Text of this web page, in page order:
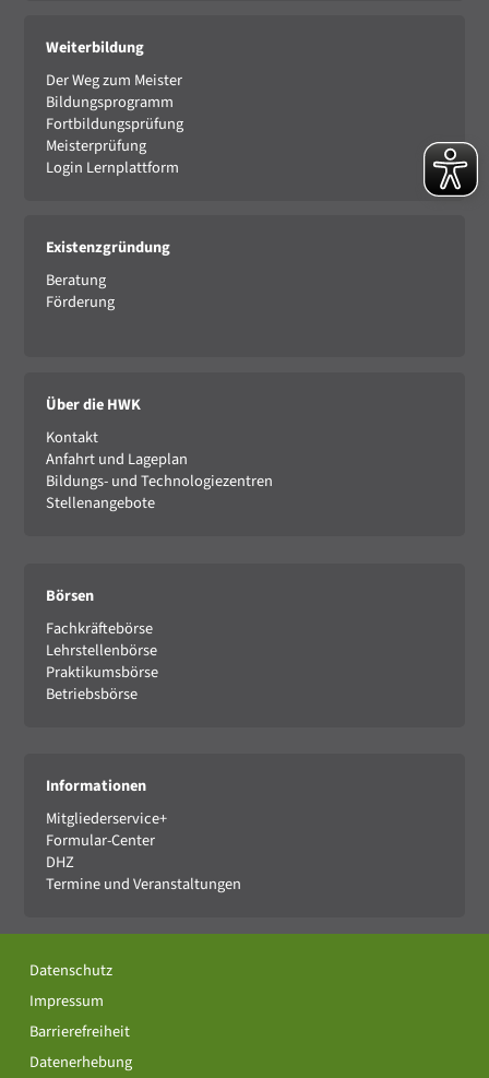
Weiterbildung
Der Weg zum Meister
Bildungsprogramm
Fortbildungsprüfung
Meisterprüfung
Login Lernplattform
Existenzgründung
Beratung
Förderung
Über die HWK
Kontakt
Anfahrt und Lageplan
Bildungs- und Technologiezentren
Stellenangebote
Börsen
Fachkräftebörse
Lehrstellenbörse
Praktikumsbörse
Betriebsbörse
Informationen
Mitgliederservice+
Formular-Center
DHZ
Termine und Veranstaltungen
Datenschutz
Impressum
Barrierefreiheit
Datenerhebung